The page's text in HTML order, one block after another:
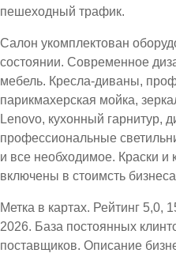
пешеходный трафик.
Салон укомплектован
состоянии. Современное
мебель. Кресла-диваны,
парикмахерская мойка,
Lenovo, кухонный гарнитур,
профессиональные
и все необходимое. Краски и
включены в стоимсть
Метка в картах. Рейтинг 5,0,
2026. База постоянных
поставщиков. Описание